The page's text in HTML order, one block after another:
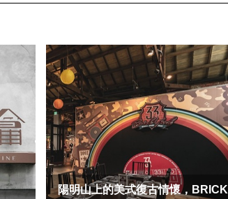
陽明山上的美式復古情懷，BRICK